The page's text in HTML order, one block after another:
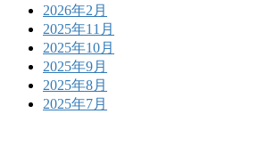
2026年2月
2025年11月
2025年10月
2025年9月
2025年8月
2025年7月